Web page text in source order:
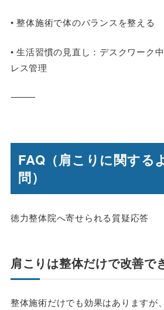
• 整体施術で体のバランスを整える
•生活習慣の見直し ：デスクワーク
レス管理
⸻
FAQ（肩こりに関する
問）
徳力整体院へ寄せられる質疑応答
肩こりは整体だけで改善で
整体施術だけでも効果はありますが、